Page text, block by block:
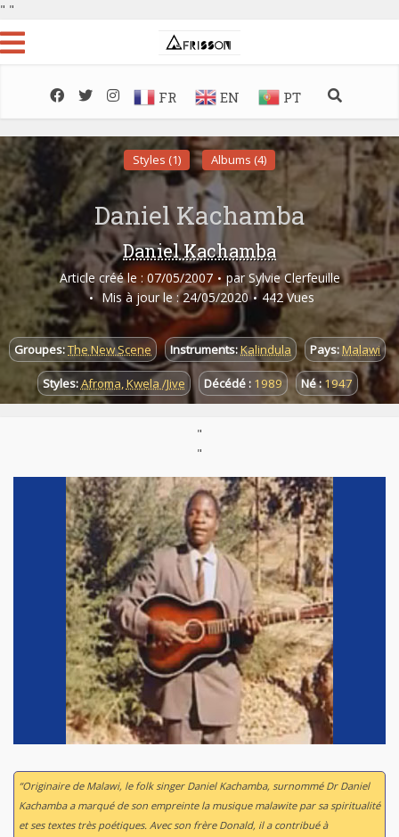
" "
FR EN PT
Styles (1) Albums (4)
Daniel Kachamba
Daniel Kachamba
Article créé le : 07/05/2007 par Sylvie Clerfeuille
Mis à jour le : 24/05/2020
442 Vues
Groupes:The New Scene Instruments:Kalindula Pays:Malawi
Styles:Afroma,Kwela /Jive Décédé : 1989 Né :1947
"
"
“Originaire de Malawi, le folk singer Daniel Kachamba, surnommé Dr Daniel
Kachamba a marqué de son empreinte la musique malawite par sa spiritualité
et ses textes très poétiques. Avec son frère Donald, il a contribué à